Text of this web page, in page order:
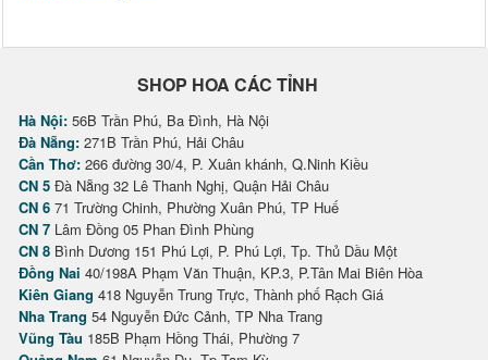
SHOP HOA CÁC TỈNH
Hà Nội: 56B Trần Phú, Ba Đình, Hà Nội
Đà Nẵng: 271B Trần Phú, Hải Châu
Cần Thơ: 266 đường 30/4, P. Xuân khánh, Q.Ninh Kiều
CN 5 Đà Nẵng 32 Lê Thanh Nghị, Quận Hải Châu
CN 6 71 Trường Chinh, Phường Xuân Phú, TP Huế
CN 7 Lâm Đồng 05 Phan Đình Phùng
CN 8 Bình Dương 151 Phú Lợi, P. Phú Lợi, Tp. Thủ Dầu Một
Đồng Nai 40/198A Phạm Văn Thuận, KP.3, P.Tân Mai Biên Hòa
Kiên Giang 418 Nguyễn Trung Trực, Thành phố Rạch Giá
Nha Trang 54 Nguyễn Đức Cảnh, TP Nha Trang
Vũng Tàu 185B Phạm Hồng Thái, Phường 7